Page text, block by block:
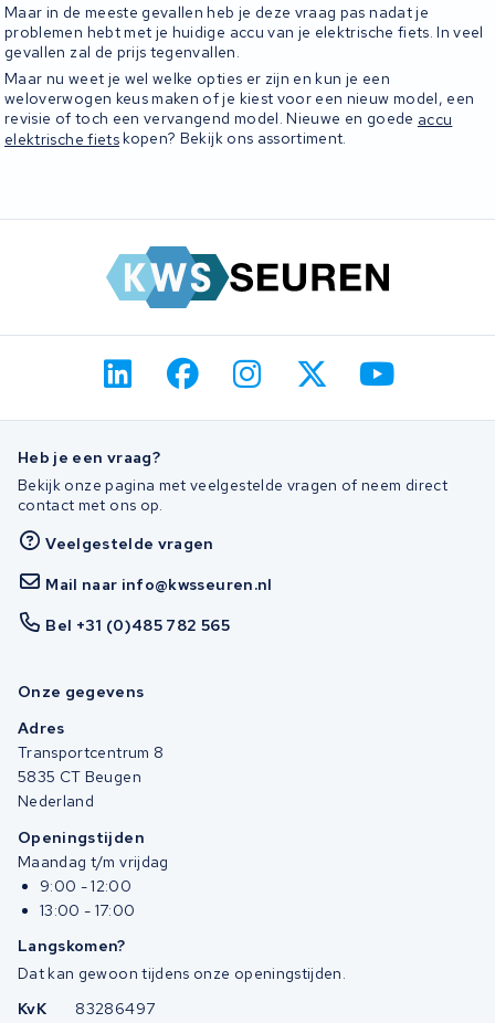
Maar in de meeste gevallen heb je deze vraag pas nadat je
problemen hebt met je huidige accu van je elektrische fiets. In veel
gevallen zal de prijs tegenvallen.
Maar nu weet je wel welke opties er zijn en kun je een
weloverwogen keus maken of je kiest voor een nieuw model, een
revisie of toch een vervangend model. Nieuwe en goede accu
elektrische fietskopen? Bekijk ons assortiment.
Heb je een vraag?
Bekijk onze pagina met veelgestelde vragen of neem direct
contact met ons op.
Veelgestelde vragen
Mail naar info@kwsseuren.nl
Bel +31 (0)485 782 565
Onze gegevens
Adres
Transportcentrum 8
5835 CT Beugen
Nederland
Openingstijden
Maandag t/m vrijdag
9:00 - 12:00
13:00 - 17:00
Langskomen?
Dat kan gewoon tijdens onze openingstijden.
KvK
83286497